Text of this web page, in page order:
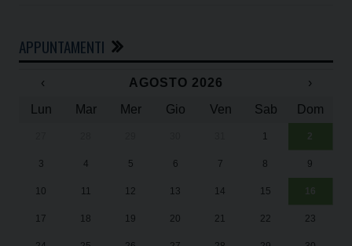
APPUNTAMENTI
‹ AGOSTO 2026
›
Lun
Mar Mer Gio Ven Sab Dom
1 2
3 4 5 6 7 8 9
10 11 12 13 14 15 16
17 18 19 20 21 22 23